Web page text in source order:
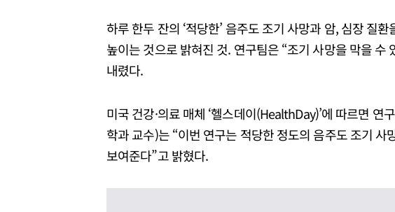
하루 한두 잔의 ‘적당한’ 음주도 조기 사망과 암, 심장 질
높이는 것으로 밝혀진 것. 연구팀은 “조기 사망을 막을 수
내렸다.
미국 건강·의료 매체 ‘헬스데이(HealthDay)’에 따르면 연
학과 교수)는 “이번 연구는 적당한 정도의 음주도 조기
보여준다”고 밝혔다.